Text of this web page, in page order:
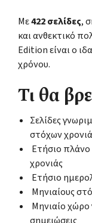
Με422 σελίδες,
και ανθεκτικό
Edition είναι ο
χρόνου.
Τι θα
Σελίδες
στόχων
Ετήσιο πλάνο
χρονιάς
Ετήσιο
Μηνιαίους
Μηνιαίο χώρο